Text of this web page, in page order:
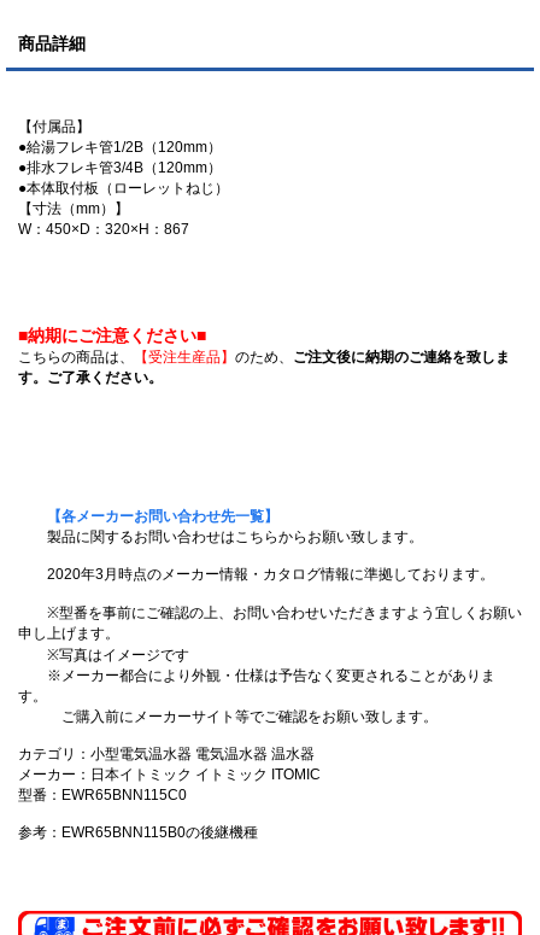
商品詳細
【付属品】
●給湯フレキ管1/2B（120mm）
●排水フレキ管3/4B（120mm）
●本体取付板（ローレットねじ）
【寸法（mm）】
W：450×D：320×H：867
■納期にご注意ください■
こちらの商品は、 【受注生産品】 のため、 ご注文後に納期のご連絡を致しま
す。ご了承ください。
【各メーカーお問い合わせ先一覧】
製品に関するお問い合わせはこちらからお願い致します。
2020年3月時点のメーカー情報・カタログ情報に準拠しております。
※型番を事前にご確認の上、お問い合わせいただきますよう宜しくお願い
申し上げます。
※写真はイメージです
※メーカー都合により外観・仕様は予告なく変更されることがありま
す。
ご購入前にメーカーサイト等でご確認をお願い致します。
カテゴリ：小型電気温水器 電気温水器 温水器
メーカー：日本イトミック イトミック ITOMIC
型番：EWR65BNN115C0
参考：EWR65BNN115B0の後継機種